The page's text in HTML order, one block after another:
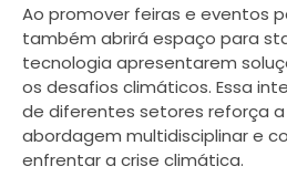
Ao promover feiras e eventos
também abrirá espaço para
tecnologia apresentarem
os desafios climáticos. Essa
de diferentes setores reforça
abordagem multidisciplinar e
enfrentar a crise climática.